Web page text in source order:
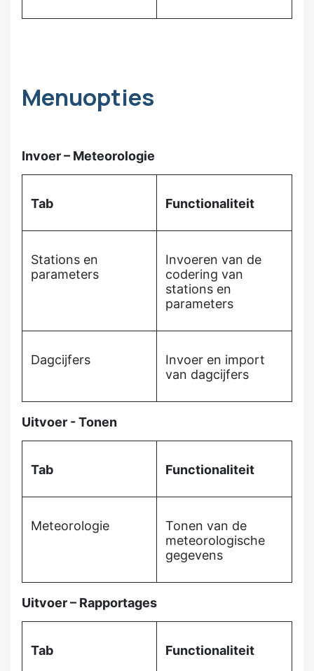
Menuopties
Invoer – Meteorologie
Tab Functionaliteit
Stations en
parameters
Invoeren van de
codering van
stations en
parameters
Dagcijfers
Invoer en import
van dagcijfers
Uitvoer - Tonen
Tab Functionaliteit
Meteorologie
Tonen van de
meteorologische
gegevens
Uitvoer – Rapportages
Tab Functionaliteit